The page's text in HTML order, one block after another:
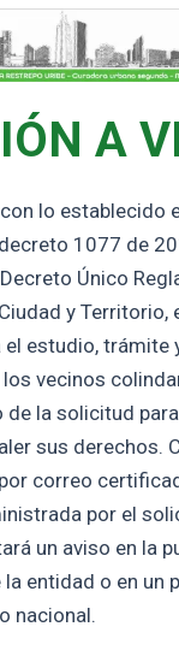
A
lo establecido
1077 de
Único
y Territorio,
estudio, trámite
vecinos
la solicitud
sus derechos.
correo
por el
un aviso en la
entidad o en un
nacional.